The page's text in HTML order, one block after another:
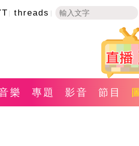
threads
樂 專題 影音 節目